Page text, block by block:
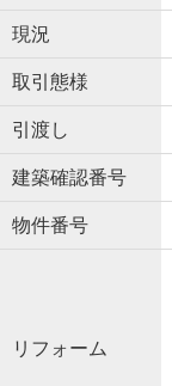
現況
取引態様
引渡し
建築確認番号
物件番号
リフォーム